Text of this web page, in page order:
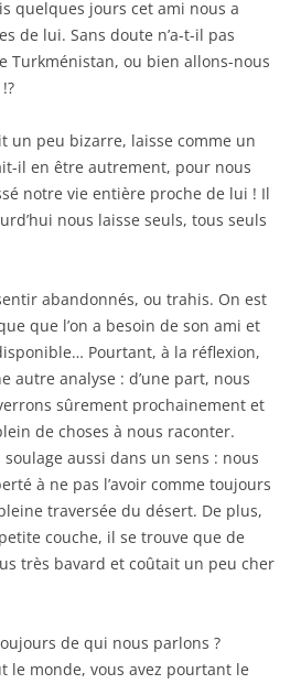
quelques jours cet ami nous a
de lui. Sans doute n’a-t-il pas
Turkménistan, ou bien allons-nous
un peu bizarre, laisse comme un
il en être autrement, pour nous
notre vie entière proche de lui ! Il
nous laisse seuls, tous seuls
abandonnés, ou trahis. On est
que l’on a besoin de son ami et
Pourtant, à la réflexion,
autre analyse : d’une part, nous
sûrement prochainement et
de choses à nous raconter.
soulage aussi dans un sens : nous
à ne pas l’avoir comme toujours
traversée du désert. De plus,
couche, il se trouve que de
très bavard et coûtait un peu cher
de qui nous parlons ?
le monde, vous avez pourtant le